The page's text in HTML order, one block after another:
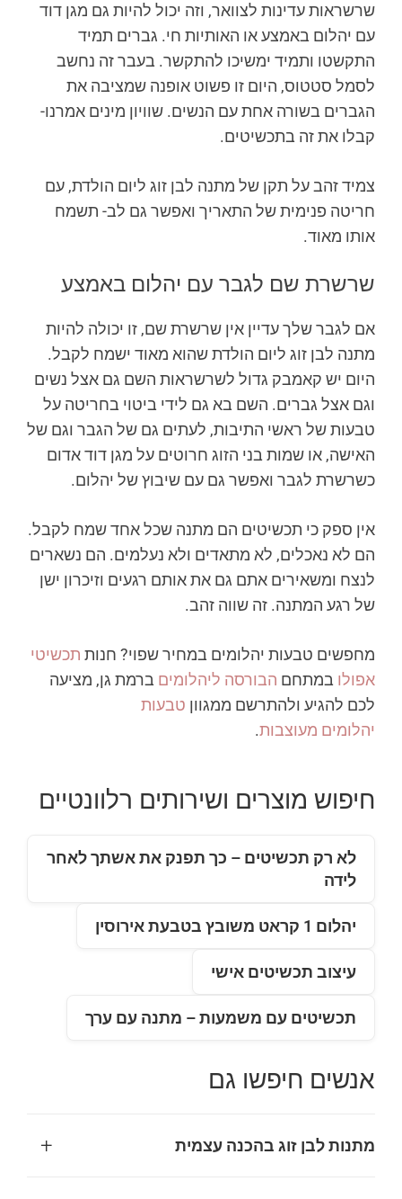
שרשראות עדינות לצוואר, וזה יכול להיות גם מגן דוד
עם יהלום באמצע או האותיות חי. גברים תמיד
התקשטו ותמיד ימשיכו להתקשר. בעבר זה נחשב
לסמל סטטוס, היום זו פשוט אופנה שמציבה את
הגברים בשורה אחת עם הנשים. שוויון מינים אמרנו-
קבלו את זה בתכשיטים.
צמיד זהב על תקן של מתנה לבן זוג ליום הולדת, עם
חריטה פנימית של התאריך ואפשר גם לב- תשמח
אותו מאוד.
שרשרת שם לגבר עם יהלום באמצע
אם לגבר שלך עדיין אין שרשרת שם, זו יכולה להיות
מתנה לבן זוג ליום הולדת שהוא מאוד ישמח לקבל.
היום יש קאמבק גדול לשרשראות השם גם אצל נשים
וגם אצל גברים. השם בא גם לידי ביטוי בחריטה על
טבעות של ראשי התיבות, לעתים גם של הגבר וגם של
האישה, או שמות בני הזוג חרוטים על מגן דוד אדום
כשרשרת לגבר ואפשר גם עם שיבוץ של יהלום.
אין ספק כי תכשיטים הם מתנה שכל אחד שמח לקבל.
הם לא נאכלים, לא מתאדים ולא נעלמים. הם נשארים
לנצח ומשאירים אתם גם את אותם רגעים וזיכרון ישן
של רגע המתנה. זה שווה זהב.
מחפשים טבעות יהלומים במחיר שפוי? חנות תכשיטי
אפולו במתחם הבורסה ליהלומים ברמת גן, מציעה
לכם להגיע ולהתרשם ממגוון טבעות
יהלומים מעוצבות.
חיפוש מוצרים ושירותים רלוונטיים
לא רק תכשיטים – כך תפנק את אשתך לאחר
לידה
יהלום 1 קראט משובץ בטבעת אירוסין
עיצוב תכשיטים אישי
תכשיטים עם משמעות – מתנה עם ערך
אנשים חיפשו גם
מתנות לבן זוג בהכנה עצמית +